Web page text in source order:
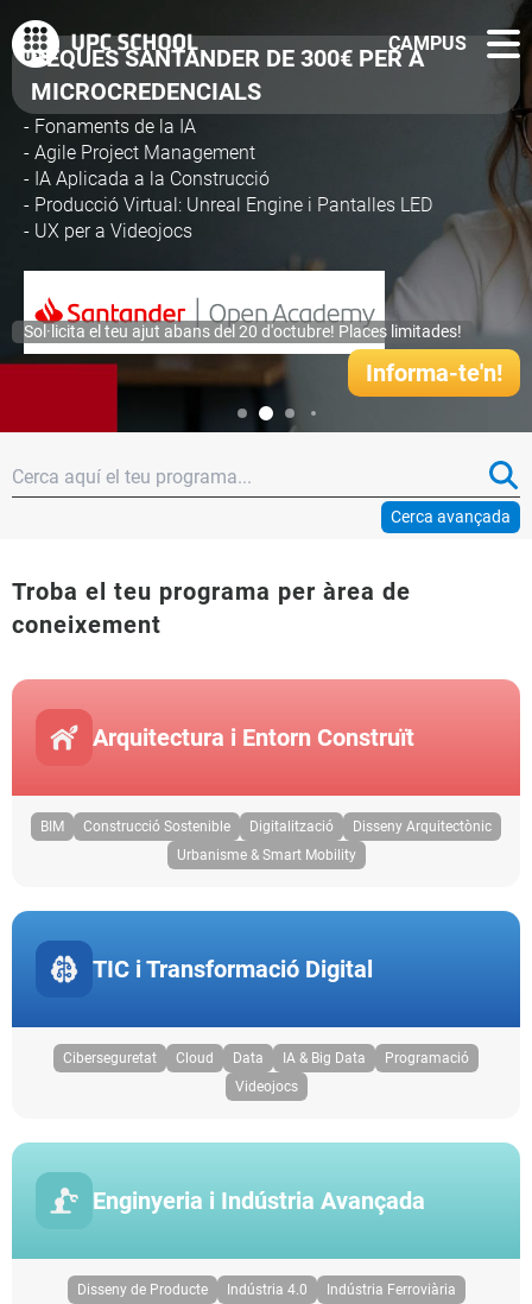
CAMPUS
BEQUES SANTANDER DE 300€ PER A
MICROCREDENCIALS
- Fonaments de la IA
- Agile Project Management
- IA Aplicada a la Construcció
- Producció Virtual: Unreal Engine i Pantalles LED
- UX per a Videojocs
Sol·licita el teu ajut abans del 20 d'octubre! Places limitades!
Informa-te'n!
Cerca avançada
Troba el teu programa per àrea de
coneixement
Arquitectura i Entorn Construït
BIM Construcció Sostenible Digitalització
Disseny Arquitectònic
Urbanisme & Smart Mobility
TIC i Transformació Digital
Ciberseguretat Cloud Data IA & Big Data
Programació
Videojocs
Enginyeria i Indústria Avançada
Disseny de Producte Indústria 4.0
Indústria Ferroviària